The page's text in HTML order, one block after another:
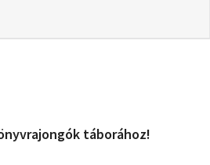
táborához!